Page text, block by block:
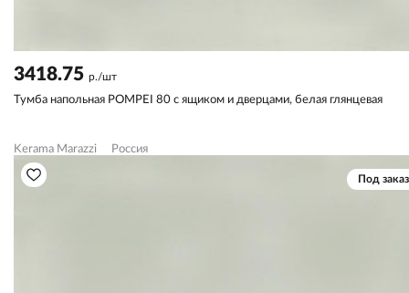
3418.75 р./шт
Тумба напольная POMPEI 80 с ящиком и дверцами, белая глянцевая
Kerama Marazzi Россия
Под заказ